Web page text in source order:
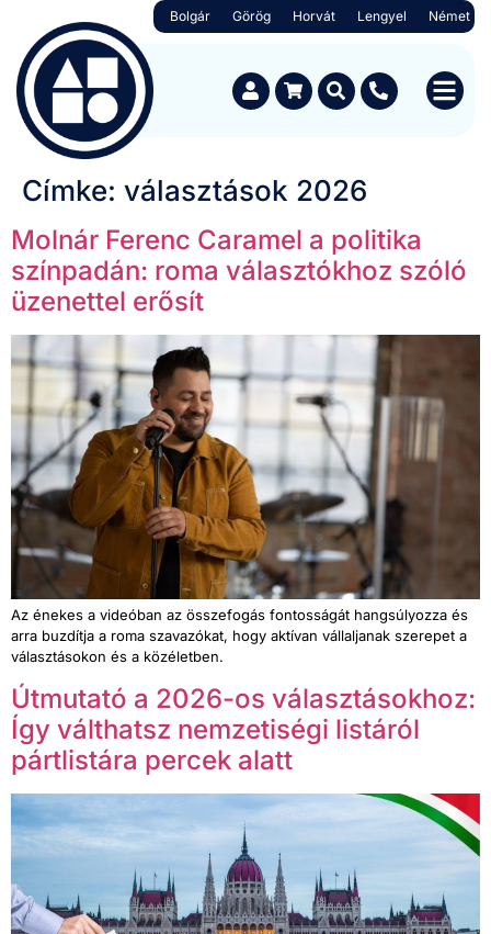
Bolgár Görög Horvát Lengyel Német
Címke: választások 2026
Molnár Ferenc Caramel a politika
színpadán: roma választókhoz szóló
üzenettel erősít
Az énekes a videóban az össze­fogás fontosságát hangsú­ly­oz­za és
arra buzdít­ja a roma szavazókat, hogy aktí­van vál­lal­janak szerepet a
választá­sokon és a közélet­ben.
Útmutató a 2026-os választásokhoz:
Így válthatsz nemzetiségi listáról
pártlistára percek alatt